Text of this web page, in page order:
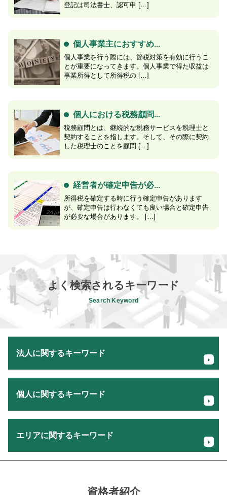
登記は司法書士、認可申 […]
個人事業主におすすめ...
個人事業を行う際には、節税対策を有効に行うこ
とが重要になってきます。個人事業で得た収益は
事業所得として所得税の […]
個人における税務顧問...
税務顧問とは、継続的な税務サービスを税理士と
契約することを指します。そして、その際に契約
した税理士のことを顧問 […]
経営者が確定申告が必...
所得税を確定する時に行う確定申告があります
が、確定申告は行わなくても良い場合と確定申告
が必要な場合があります。 […]
よく検索されるキーワード
Search Keyword
法人に関するキーワード
法人 所得 計算
法人 個人 贈与
m&a メリット
事業計画書 書き方 飲食店
個人に関するキーワード
贈与税 節税
相続税 申告 必要
エリアに関するキーワード
融資サポート 税理士 相談 八王子市
資格者紹介